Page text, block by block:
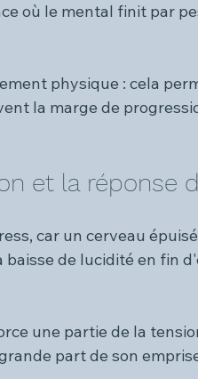
où le mental finit par
physique : cela
la marge de
et la réponse
car un cerveau
de lucidité en fin
une partie de la
part de son